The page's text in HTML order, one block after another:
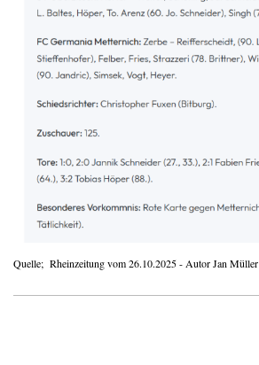
Quelle; Rheinzeitung vom 26.10.2025 - Autor Jan Müller